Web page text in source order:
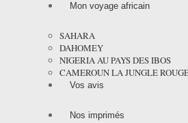
Mon voyage africain
SAHARA
DAHOMEY
NIGERIA AU PAYS DES IBOS
CAMEROUN LA JUNGLE
Vos avis
Nos imprimés